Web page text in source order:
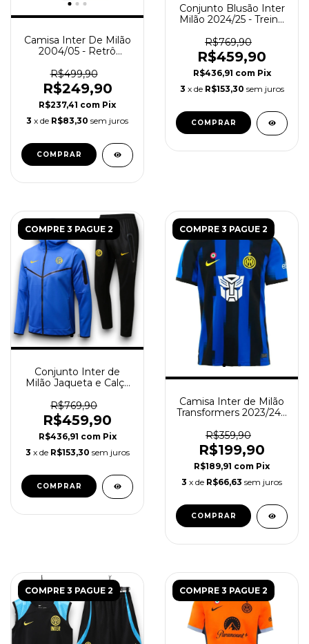
Camisa Inter De Milão
2004/05 - Retrô
R$499,90
R$249,90
R$237,41 com Pix
3 x de R$83,30 sem juros
COMPRAR
Conjunto Blusão Inter
Milão 2024/25 - Treino
Preta
R$769,90
R$459,90
R$436,91 com Pix
3 x de R$153,30 sem juros
COMPRAR
COMPRE 3 PAGUE 2
Conjunto Inter de
Milão Jaqueta e Calça
- Azul
R$769,90
R$459,90
R$436,91 com Pix
3 x de R$153,30 sem juros
COMPRAR
COMPRE 3 PAGUE 2
Camisa Inter de Milão
Transformers 2023/24 -
Azul
R$359,90
R$199,90
R$189,91 com Pix
3 x de R$66,63 sem juros
COMPRAR
COMPRE 3 PAGUE 2 COMPRE 3 PAGUE 2